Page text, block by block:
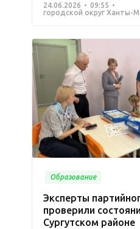
24.06.2026
09:55
городской округ Ханты-
Образование
Эксперты
проверили
Сургутском районе